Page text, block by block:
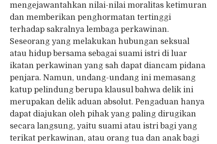
mengejawantahkan nilai-nilai moralitas ketimuran
dan memberikan penghormatan tertinggi
terhadap sakralnya lembaga perkawinan.
Seseorang yang melakukan hubungan seksual
atau hidup bersama sebagai suami istri di luar
ikatan perkawinan yang sah dapat diancam pidana
penjara. Namun, undang-undang ini memasang
katup pelindung berupa klausul bahwa delik ini
merupakan delik aduan absolut. Pengaduan hanya
dapat diajukan oleh pihak yang paling dirugikan
secara langsung, yaitu suami atau istri bagi yang
terikat perkawinan, atau orang tua dan anak bagi